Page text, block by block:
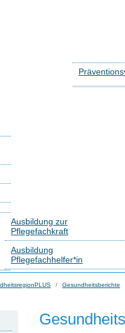
Ausbildung zur
Pflegefachkraft
Ausbildung
Pflegefachhelfer*in
Gesundheitsberichte